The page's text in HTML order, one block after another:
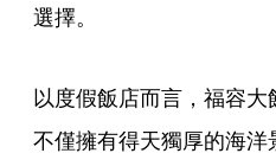
選擇。
以度假飯店而言，福容
不僅擁有得天獨厚的海洋